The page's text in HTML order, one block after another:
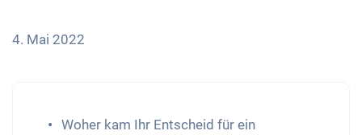
4. Mai 2022
Woher kam Ihr Entscheid für ein